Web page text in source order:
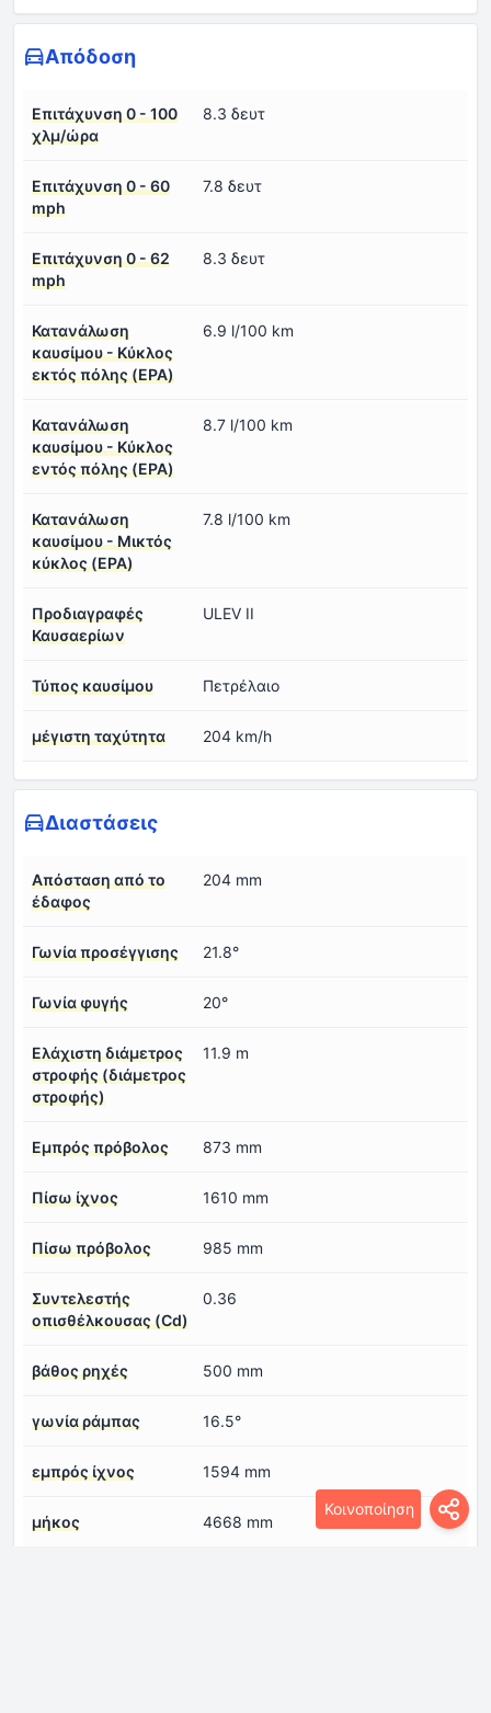
Κοινοποίηση
Απόδοση
Επιτάχυνση 0 - 100
χλμ/ώρα
8.3 δευτ
Επιτάχυνση 0 - 60
mph
7.8 δευτ
Επιτάχυνση 0 - 62
mph
8.3 δευτ
Κατανάλωση
καυσίμου - Κύκλος
εκτός πόλης (EPA)
6.9 l/100 km
Κατανάλωση
καυσίμου - Κύκλος
εντός πόλης (EPA)
8.7 l/100 km
Κατανάλωση
καυσίμου - Μικτός
κύκλος (EPA)
7.8 l/100 km
Προδιαγραφές
Καυσαερίων
ULEV II
Τύπος καυσίμου Πετρέλαιο
μέγιστη ταχύτητα 204 km/h
Διαστάσεις
Απόσταση από το
έδαφος
204 mm
Γωνία προσέγγισης 21.8°
Γωνία φυγής 20°
Ελάχιστη διάμετρος
στροφής (διάμετρος
στροφής)
11.9 m
Εμπρός πρόβολος 873 mm
Πίσω ίχνος 1610 mm
Πίσω πρόβολος 985 mm
Συντελεστής
οπισθέλκουσας (Cd)
0.36
βάθος ρηχές 500 mm
γωνία ράμπας 16.5°
εμπρός ίχνος 1594 mm
μήκος 4668 mm